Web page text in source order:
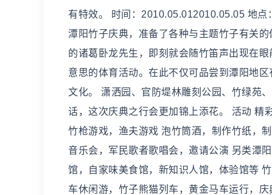
有特效。 时间：2010.05.012010.05.05 地
潭阳竹子庆典，准备了各种与主题竹子有关
的诸葛卧龙先生，即刻就会随竹笛声出现在
意思的体育活动。在此不仅可品尝到潭阳地
文化。 潇洒园、官防堤林雕刻公园、竹绿苑
话，这次庆典之行会更加锦上添花。 活动 精
竹枪游戏，渔夫游戏 泡竹筒酒，制作竹纸，
音乐会，军民歌者歌唱会，邀请公演 另类潭
馆，自家味美食馆，新知识人馆，体验馆等
车休闲游，竹子熊猫列车，黄金马车运行，